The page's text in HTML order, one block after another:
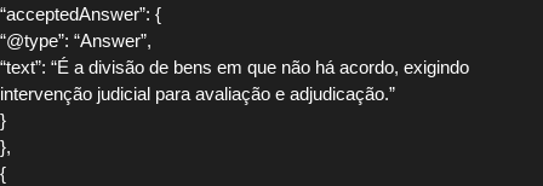
“acceptedAnswer”: {
“@type”: “Answer”,
“text”: “É a divisão de bens em que não há acordo, exigindo
intervenção judicial para avaliação e adjudicação.”
}
},
{